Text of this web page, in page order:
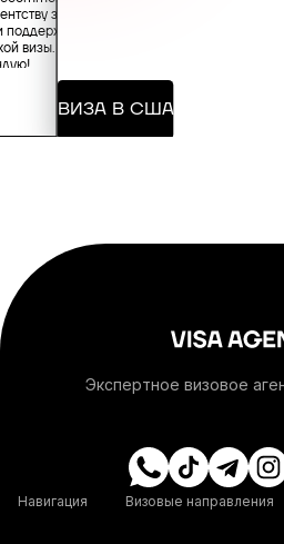
+244
+1-268
+374
+61
за
в
визы.
ВИЗА В США
Экспертное визовое
Визовые направления
Навигация